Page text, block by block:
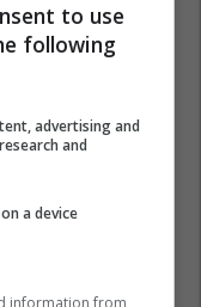
botërore të
to use
following
advertising and
and
a device
information from